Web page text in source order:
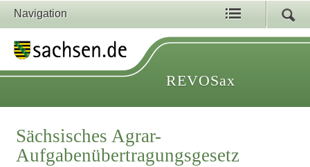
Navigation
REVOSax
Sächsisches Agrar-
Aufgabenübertragungsgesetz